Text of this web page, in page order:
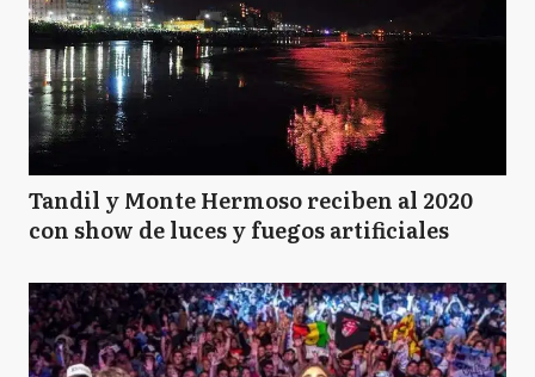
Tandil y Monte Hermoso reciben al 2020
con show de luces y fuegos artificiales